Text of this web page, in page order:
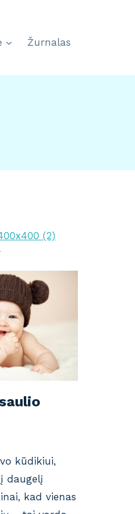
Žurnalas
kūdikiui,
daugelį
kad vienas